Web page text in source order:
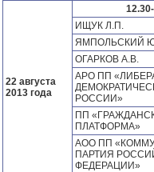
22 августа
2013 года
ИЩУК Л.П.
ЯМПОЛЬСКИЙ
ОГАРКОВ А.В.
АРО ПП
РОССИИ»
ПП
ПЛАТФОРМА»
АОО ПП
ПАРТИЯ
ФЕДЕРАЦИИ»